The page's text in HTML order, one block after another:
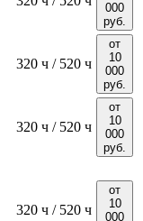
000
руб.
320 ч / 520 ч
от
10
000
руб.
320 ч / 520 ч
от
10
000
руб.
320 ч / 520 ч
от
10
000